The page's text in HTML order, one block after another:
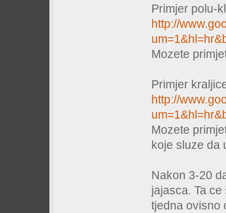
Primjer polu-
http://
Mozete
Primjer
http://
Mozete
koje sluze da
Nakon 3-20
jajasca. Ta
tjedna ovisno